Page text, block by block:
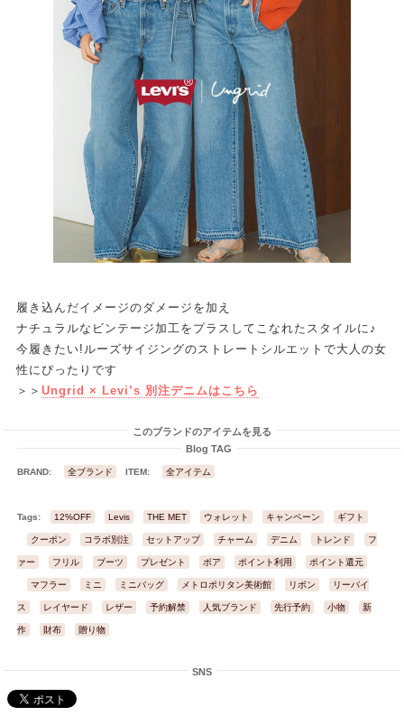
履き込んだイメージのダメージを加え
ナチュラルなビンテージ加工をプラスしてこなれたスタイルに♪
今履きたい!ルーズサイジングのストレートシルエットで大人の女
性にぴったりです
＞＞ Ungrid × Levi’s 別注デニムはこちら
このブランドのアイテムを見る
Blog TAG
BRAND: 全ブランド ITEM: 全アイテム
Tags: 12%OFF Levis THE MET ウォレット キャンペーン ギフト
クーポン コラボ別注 セットアップ チャーム デニム トレンド フ
ァー フリル ブーツ プレゼント ボア ポイント利用 ポイント還元
マフラー ミニ ミニバッグ メトロポリタン美術館 リボン リーバイ
ス レイヤード レザー 予約解禁 人気ブランド 先行予約 小物 新
作 財布 贈り物
SNS